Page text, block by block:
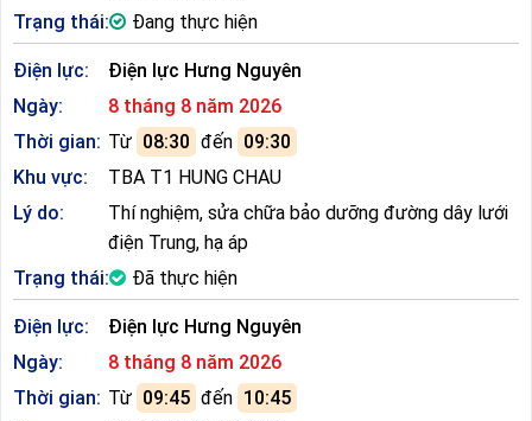
Trạng thái:
Đang thực hiện
Điện lực:
Điện lực Hưng Nguyên
Ngày:
8 tháng 8 năm 2026
Thời gian: Từ 08:30 đến 09:30
Khu vực:
TBA T1 HUNG CHAU
Lý do:
Thí nghiệm, sửa chữa bảo dưỡng đường dây lưới
điện Trung, hạ áp
Trạng thái:
Đã thực hiện
Điện lực:
Điện lực Hưng Nguyên
Ngày:
8 tháng 8 năm 2026
Thời gian: Từ 09:45 đến 10:45